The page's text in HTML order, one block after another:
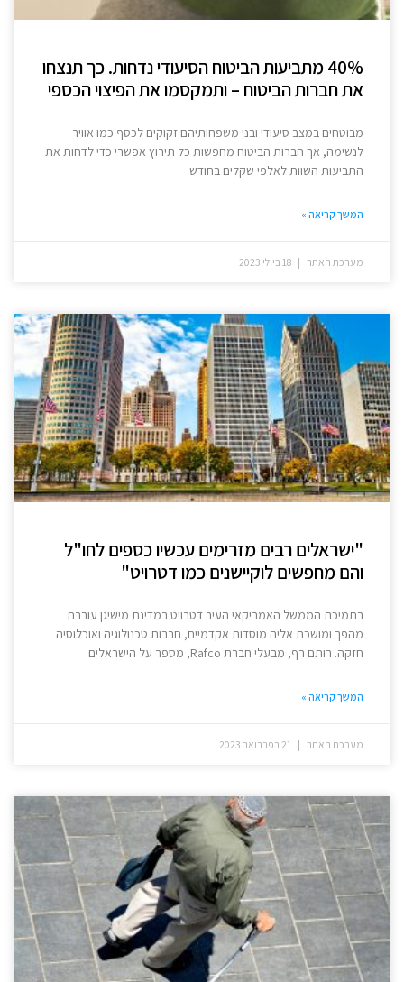
40% מתביעות הביטוח הסיעודי נדחות. כך תנצחו
את חברות הביטוח – ותמקסמו את הפיצוי הכספי
מבוטחים במצב סיעודי ובני משפחותיהם זקוקים לכסף כמו אוויר
לנשימה, אך חברות הביטוח מחפשות כל תירוץ אפשרי כדי לדחות את
התביעות השוות לאלפי שקלים בחודש.
המשך קריאה »
מערכת האתר
"ישראלים רבים מזרימים עכשיו כספים לחו"ל
והם מחפשים לוקיישנים כמו דטרויט"
בתמיכת הממשל האמריקאי העיר דטרויט במדינת מישיגן עוברת
מהפך ומושכת אליה מוסדות אקדמיים, חברות טכנולוגיה ואוכלוסיה
חזקה. רותם רף, מבעלי חברת Rafco, מספר על הישראלים
המשך קריאה »
מערכת האתר